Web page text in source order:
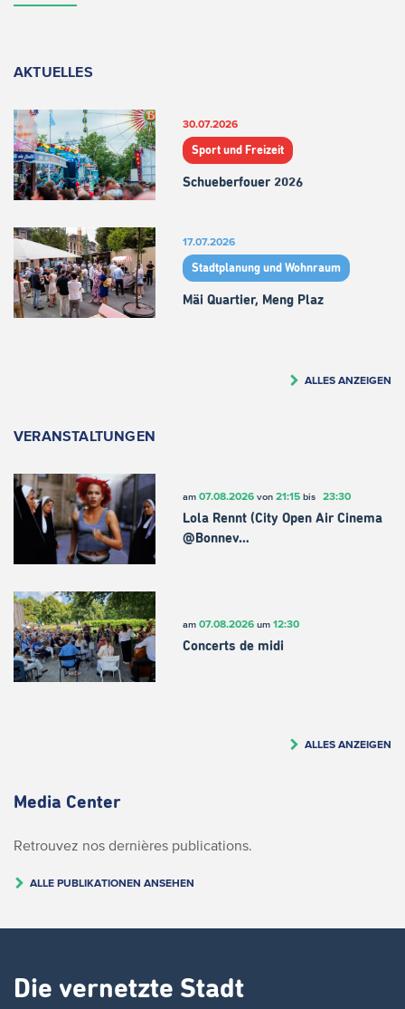
AKTUELLES
30.07.2026
Sport und Freizeit
Schueberfouer 2026
17.07.2026
Stadtplanung und Wohnraum
Mäi Quartier, Meng Plaz
ALLES ANZEIGEN
VERANSTALTUNGEN
am 07.08.2026von 21:15bis 23:30
Lola Rennt (City Open Air Cinema
@Bonnev…
am 07.08.2026um 12:30
Concerts de midi
ALLES ANZEIGEN
Media Center
Retrouvez nos dernières publications.
ALLE PUBLIKATIONEN ANSEHEN
Die vernetzte Stadt